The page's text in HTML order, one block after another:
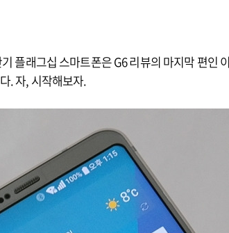
플래그십 스마트폰은 G6 리뷰의 마지막 편인
. 자, 시작해보자.